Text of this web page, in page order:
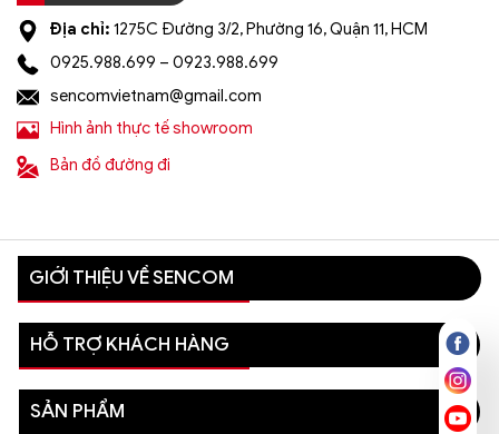
Địa chỉ: 1275C Đường 3/2, Phường 16, Quận 11, HCM
0925.988.699 – 0923.988.699
sencomvietnam@gmail.com
Hình ảnh thực tế showroom
Bản đồ đường đi
GIỚI THIỆU VỀ SENCOM
HỖ TRỢ KHÁCH HÀNG
SẢN PHẨM